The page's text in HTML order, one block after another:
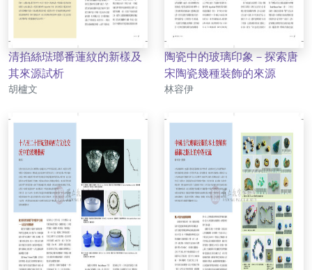
清掐絲琺瑯番蓮紋的新樣及
其來源試析
作者
胡櫨文
陶瓷中的玻璃印象－探索唐
宋陶瓷幾種裝飾的來源
作者
林容伊